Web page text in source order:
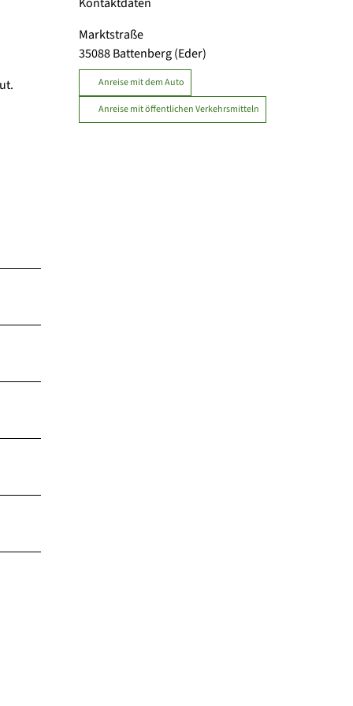
Marktstraße
35088Battenberg (Eder)
Anreise mit dem Auto
Anreise mit öffentlichen Verkehrsmitteln